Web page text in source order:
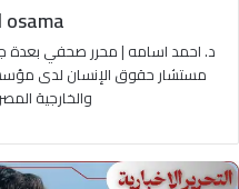
osama
د. احمد اسامه | محرر صحفي بعدة
مستشار حقوق الإنسان لدى
والخارجية المصرية |